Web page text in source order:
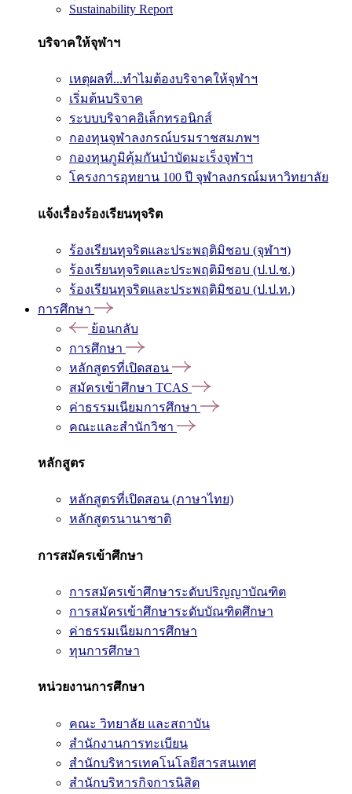
Sustainability Report
บริจาคให้จุฬาฯ
เหตุผลที่...ทำไมต้องบริจาคให้จุฬาฯ
เริ่มต้นบริจาค
ระบบบริจาคอิเล็กทรอนิกส์
กองทุนจุฬาลงกรณ์บรมราชสมภพฯ
กองทุนภูมิคุ้มกันบำบัดมะเร็งจุฬาฯ
โครงการอุทยาน 100 ปี จุฬาลงกรณ์มหาวิทยาลัย
แจ้งเรื่องร้องเรียนทุจริต
ร้องเรียนทุจริตและประพฤติมิชอบ (จุฬาฯ)
ร้องเรียนทุจริตและประพฤติมิชอบ (ป.ป.ช.)
ร้องเรียนทุจริตและประพฤติมิชอบ (ป.ป.ท.)
การศึกษา
ย้อนกลับ
การศึกษา
หลักสูตรที่เปิดสอน
สมัครเข้าศึกษา TCAS
ค่าธรรมเนียมการศึกษา
คณะและสำนักวิชา
หลักสูตร
หลักสูตรที่เปิดสอน (ภาษาไทย)
หลักสูตรนานาชาติ
การสมัครเข้าศึกษา
การสมัครเข้าศึกษาระดับปริญญาบัณฑิต
การสมัครเข้าศึกษาระดับบัณฑิตศึกษา
ค่าธรรมเนียมการศึกษา
ทุนการศึกษา
หน่วยงานการศึกษา
คณะ วิทยาลัย และสถาบัน
สำนักงานการทะเบียน
สำนักบริหารเทคโนโลยีสารสนเทศ
สำนักบริหารกิจการนิสิต